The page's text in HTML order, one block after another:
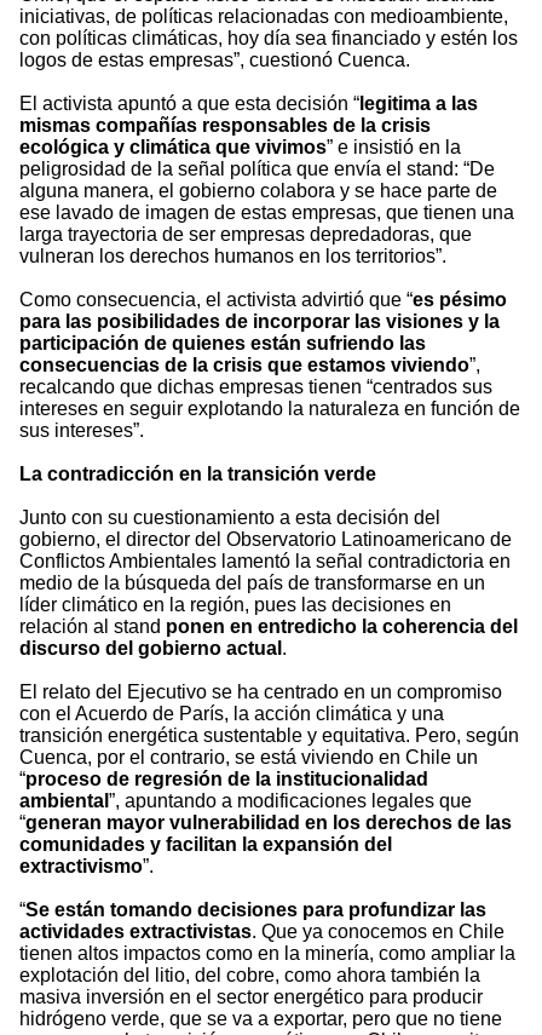
iniciativas, de políticas relacionadas con medioambiente,
con políticas climáticas, hoy día sea financiado y estén los
logos de estas empresas”, cuestionó Cuenca.
El activista apuntó a que esta decisión “ legitima a las
mismas compañías responsables de la crisis
ecológica y climática que vivimos” e insistió en la
peligrosidad de la señal política que envía el stand: “De
alguna manera, el gobierno colabora y se hace parte de
ese lavado de imagen de estas empresas, que tienen una
larga trayectoria de ser empresas depredadoras, que
vulneran los derechos humanos en los territorios”.
Como consecuencia, el activista advirtió que “es pésimo
para las posibilidades de incorporar las visiones y la
participación de quienes están sufriendo las
consecuencias de la crisis que estamos viviendo”,
recalcando que dichas empresas tienen “centrados sus
intereses en seguir explotando la naturaleza en función de
sus intereses”.
La contradicción en la transición verde
Junto con su cuestionamiento a esta decisión del
gobierno, el director del Observatorio Latinoamericano de
Conflictos Ambientales lamentó la señal contradictoria en
medio de la búsqueda del país de transformarse en un
líder climático en la región, pues las decisiones en
relación al stand ponen en entredicho la coherencia del
discurso del gobierno actual .
El relato del Ejecutivo se ha centrado en un compromiso
con el Acuerdo de París, la acción climática y una
transición energética sustentable y equitativa. Pero, según
Cuenca, por el contrario, se está viviendo en Chile un
“proceso de regresión de la institucionalidad
ambiental ”, apuntando a modificaciones legales que
“generan mayor vulnerabilidad en los derechos de las
comunidades y facilitan la expansión del
extractivismo”.
“Se están tomando decisiones para profundizar las
actividades extractivistas. Que ya conocemos en Chile
tienen altos impactos como en la minería, como ampliar la
explotación del litio, del cobre, como ahora también la
masiva inversión en el sector energético para producir
hidrógeno verde, que se va a exportar, pero que no tiene